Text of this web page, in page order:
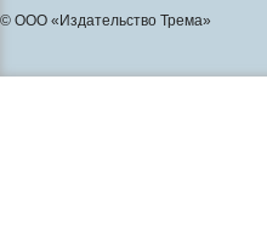
© ООО «Издательство Трема»